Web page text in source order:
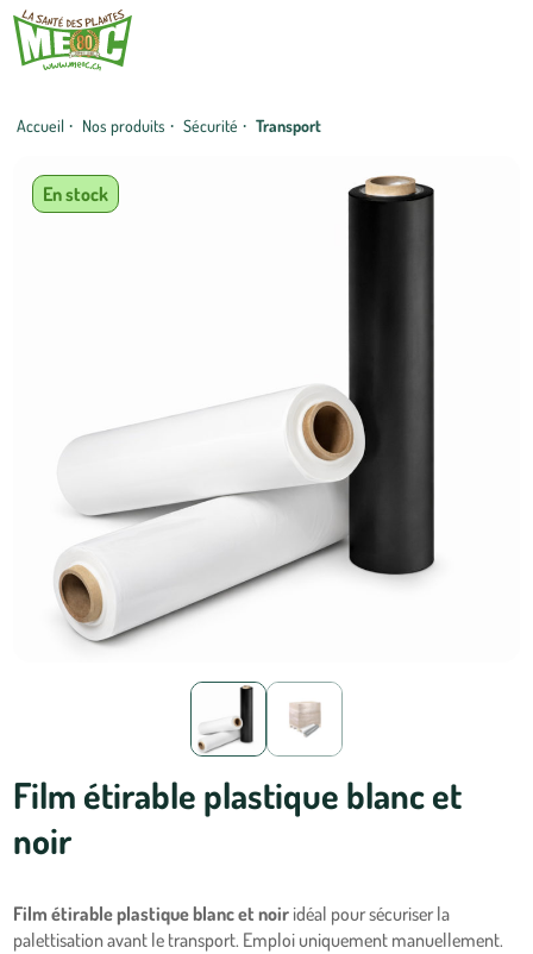
Accueil · Nos produits · Sécurité · Transport
En stock
Film étirable plastique blanc et
noir
Film étirable plastique blanc et noir idéal pour sécuriser la
palettisation avant le transport. Emploi uniquement manuellement.